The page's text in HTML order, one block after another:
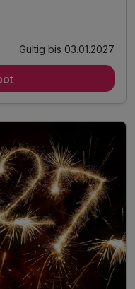
Gültig bis 03.01.2027